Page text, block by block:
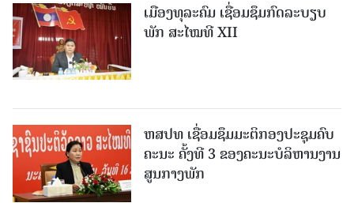
ເມືອງທຸລະຄົມ ເຊື່ອມຊຶມກົດລະບຽບ
ພັກ ສະໄໝທີ XII
ຫສປທ ເຊື່ອມຊຶມມະຕິກອງປະຊຸມຄົບ
ຄະນະ ຄັ້ງທີ 3 ຂອງຄະນະບໍລິຫານງານ
ສູນກາງພັກ